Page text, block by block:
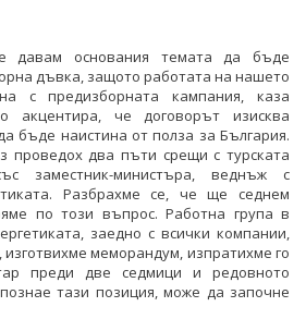
давам основания темата да бъде
дъвка, защото работата на нашето
с предизборната кампания, каза
акцентира, че договорът изисква
бъде наистина от полза за България.
проведох два пъти срещи с турската
заместник-министъра, веднъж с
Разбрахме се, че ще седнем
по този въпрос. Работна група в
заедно с всички компании,
меморандум, изпратихме го
преди две седмици и редовното
тази позиция, може да започне